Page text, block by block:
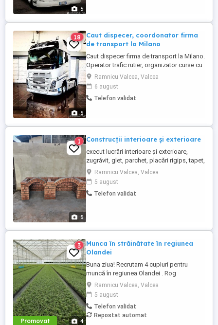
5
5
18
Caut dispecer, coordonator firma
de transport la Milano
Caut dispecer firma de transport la Milano.
Operator trafic rutier, organizator curse cu
experienta. Salariul este in baza
experientei si porneste de la 1600 plus
cazare. Daca persoana este vorbitoare de
limba italiana si se demonstreaza experta
Ramnicu Valcea, Valcea
6 august
Telefon validat
5
1 Construcții interioare și exterioare
execut lucrări interioare și exterioare,
zugrăvit, glet, parchet, placări rigips, tapet,
placări cu polistiren, gratare din cărămidă,
etc
Ramnicu Valcea, Valcea
5 august
Telefon validat
Promovat 4
3
Munca în străinătate în regiunea
Olandei
Buna ziua! Recrutam 4 cupluri pentru
muncă în regiunea Olandei . Rog
seriozitate și pentru mai multe detalii va
rog contactați in Whatsap la Nr( ) .Va
mulțumesc!
Ramnicu Valcea, Valcea
5 august
Telefon validat
Repostat automat